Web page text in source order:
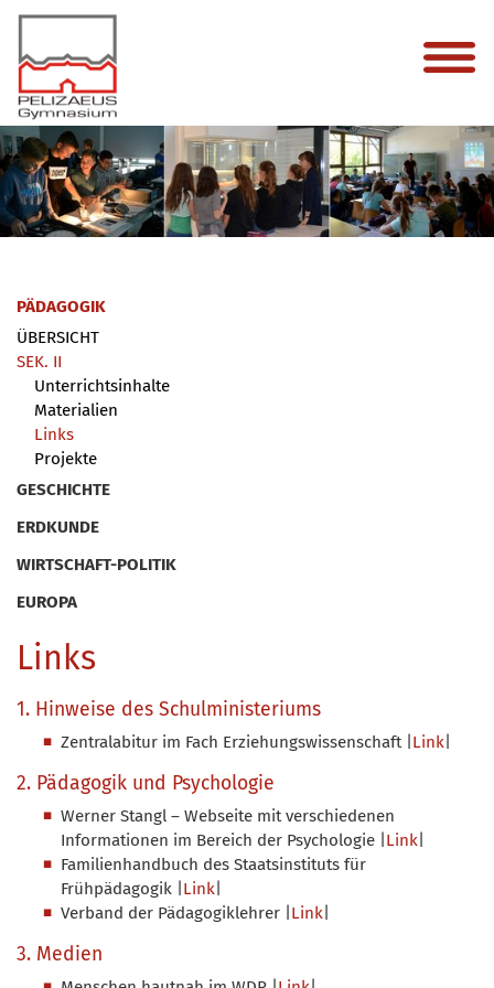
PÄDAGOGIK
ÜBERSICHT
SEK. II
Unterrichtsinhalte
Materialien
Links
Projekte
GESCHICHTE
ERDKUNDE
WIRTSCHAFT-POLITIK
EUROPA
Links
1. Hinweise des Schulministeriums
Zentralabitur im Fach Erziehungswissenschaft | Link
2. Pädagogik und Psychologie
Werner Stangl – Webseite mit verschiedenen
Informationen im Bereich der Psychologie | Link
Familienhandbuch des Staatsinstituts für
Frühpädagogik | Link
Verband der Pädagogiklehrer | Link
3. Medien